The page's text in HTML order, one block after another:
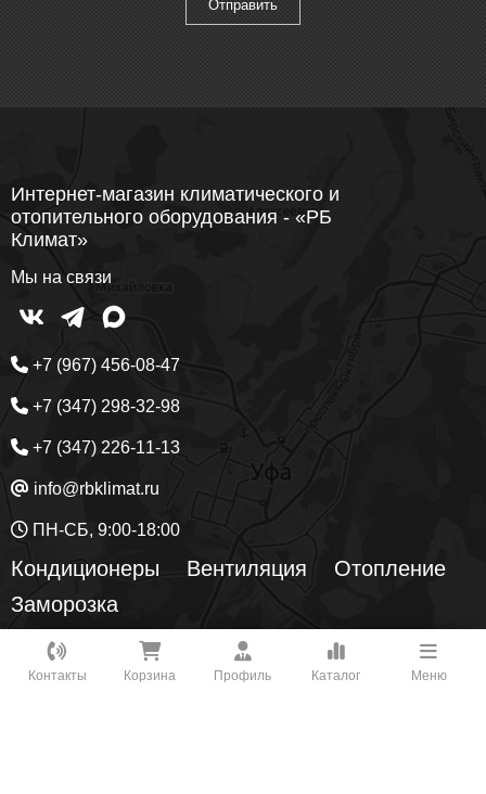
Интернет-магазин климатического и
отопительного оборудования - «РБ
Климат»
Мы на связи
+7 (967) 456-08-47
+7 (347) 298-32-98
+7 (347) 226-11-13
info@rbklimat.ru
ПН-СБ, 9:00-18:00
Кондиционеры Вентиляция
Отопление
Заморозка
Главная Услуги
О компании
Контакты
Как вам удобнее с нами связаться?
Корзина Профиль Каталог Меню